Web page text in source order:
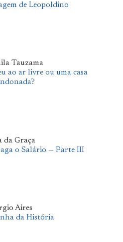
de Leopoldino
Tauzama
ao ar livre ou uma casa
da Graça
o Salário — Parte III
Aires
da História